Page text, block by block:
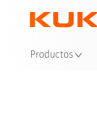
Productos